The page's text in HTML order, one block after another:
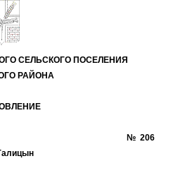
СЕЛЬСКОГО ПОСЕЛЕНИЯ
РАЙОНА
г № 206